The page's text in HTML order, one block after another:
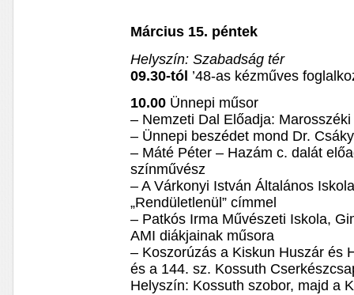
Március 15. péntek
Helyszín: Szabadság tér
09.30-tól ’48-as kézműves
10.00 Ünnepi műsor
– Nemzeti Dal Előadja:
– Ünnepi beszédet mond Dr.
– Máté Péter – Hazám c. dalát
színművész
– A Várkonyi István Általános
„Rendületlenül” címmel
– Patkós Irma Művészeti Iskola,
AMI diákjainak műsora
– Koszorúzás a Kiskun Huszár és
és a 144. sz. Kossuth
Helyszín: Kossuth szobor, majd a